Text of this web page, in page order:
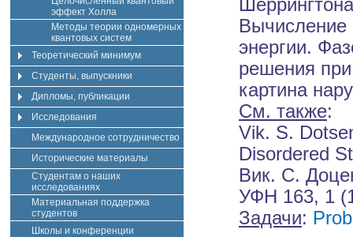
эффект Холла
Методы теории одномерных
квантовых систем
Теоретический минимум
Студенты, выпускники
Дипломы, публикации
Исследования
Международное сотрудничество
Исторические материалы
Студентам о наших
исследованиях
Материальная поддержка
студентов
Школы и конференции
Вычисление
энергии.
решения при
картина
См. также:
Vik. S.
Disordered
Вик. С.
УФН 163, 1
Задачи: